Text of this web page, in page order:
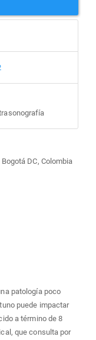
DC, Colombia
patología poco
puede impactar
a término de 8
que consulta por